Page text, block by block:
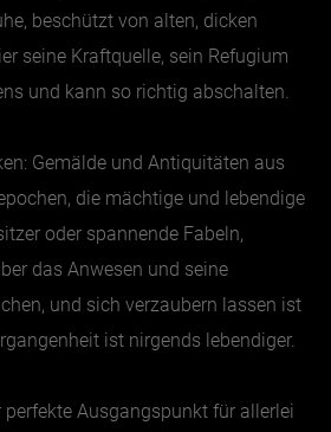
beschützt von alten, dicken
seine Kraftquelle, sein Refugium
und kann so richtig abschalten.
Gemälde und Antiquitäten aus
die mächtige und lebendige
oder spannende Fabeln,
das Anwesen und seine
und sich verzaubern lassen ist
ist nirgends lebendiger.
perfekte Ausgangspunkt für allerlei